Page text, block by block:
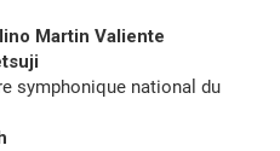
Martin Valiente
symphonique national du